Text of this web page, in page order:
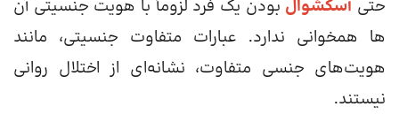
حتیآسکشوال بودن یک فرد لزوماً با هویت جنسیتی آن
ها همخوانی ندارد. عبارات متفاوت جنسیتی، مانند
هویت‌های جنسی متفاوت، نشانه‌ای از اختلال روانی
نیستند.